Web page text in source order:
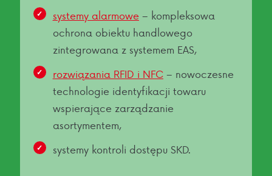
systemy alarmowe– kompleksowa
ochrona obiektu handlowego
zintegrowana z systemem EAS,
rozwiązania RFID i NFC– nowoczesne
technologie identyfikacji towaru
wspierające zarządzanie
asortymentem,
systemy kontroli dostępu SKD.